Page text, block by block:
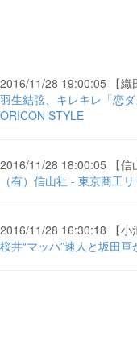
2016/11/28 19:00:05 【織
羽生結弦、キレキレ「恋
ORICON STYLE
2016/11/28 18:00:05 【信
（有）信山社 - 東京商工
2016/11/28 16:30:18 【小
桜井“マッハ”速人と坂田